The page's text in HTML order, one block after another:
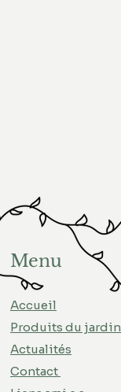
Menu
Accueil
Produits du jardin
Actualités
Contact